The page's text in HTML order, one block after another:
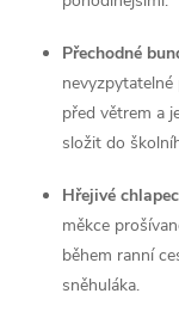
Přechodné
před větrem a
složit do
Hřejivé
měkce
během ranní
sněhuláka.